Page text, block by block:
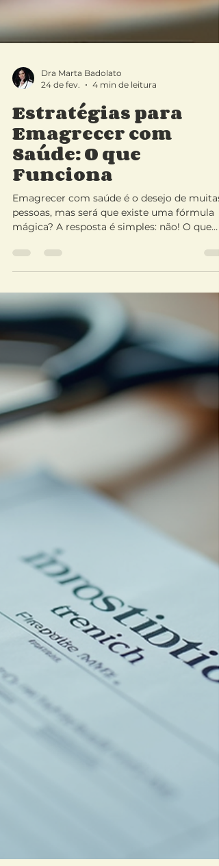
Dra Marta Badolato
Estratégias para
Emagrecer com
Saúde: O que
Funciona
Emagrecer com saúde é o desejo de muitas
pessoas, mas será que existe uma fórmula
mágica? A resposta é simples: não! O que
funciona de verdade são estratégias que
respeitam o corpo, o metabolismo e o
equilíbrio hormonal. Eu sei que pode
difícil no começo, mas com as escolhas
certas, é possível perder peso de forma
sustentável e sem sofrimento. Quer saber
como? Vamos juntos descobrir as melhores
práticas para alcançar esse objetivo!
Estratégias para emagrecer com saúde